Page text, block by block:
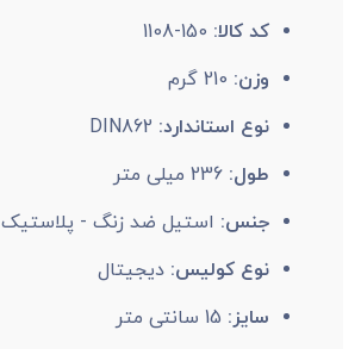
کد کالا: 150-1108
وزن:
نوع استاندارد: DIN862
طول: 236 میلی متر
جنس: استیل ضد زنگ - پلاستیک
نوع کولیس: دیجیتال
سایز: